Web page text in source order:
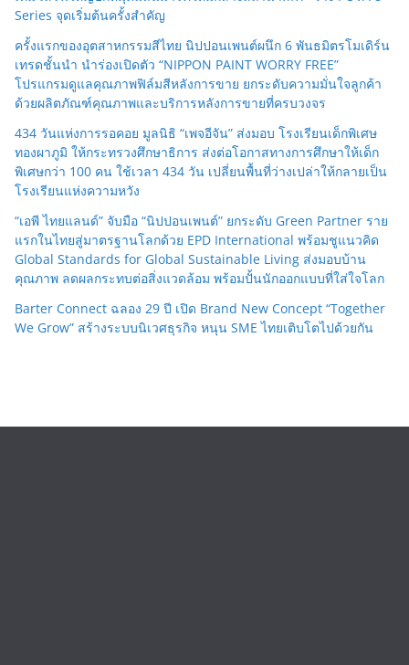
Series จุดเริ่มต้นครั้งสำคัญ
ครั้งแรกของอุตสาหกรรมสีไทย นิปปอนเพนต์ผนึก 6 พันธมิตรโมเดิร์น
เทรดชั้นนำ นำร่องเปิดตัว “NIPPON PAINT WORRY FREE”
โปรแกรมดูแลคุณภาพฟิล์มสีหลังการขาย ยกระดับความมั่นใจลูกค้า
ด้วยผลิตภัณฑ์คุณภาพและบริการหลังการขายที่ครบวงจร
434 วันแห่งการรอคอย มูลนิธิ “เพจอีจัน” ส่งมอบ โรงเรียนเด็กพิเศษ
ทองผาภูมิ ให้กระทรวงศึกษาธิการ ส่งต่อโอกาสทางการศึกษาให้เด็ก
พิเศษกว่า 100 คน ใช้เวลา 434 วัน เปลี่ยนพื้นที่ว่างเปล่าให้กลายเป็น
โรงเรียนแห่งความหวัง
“เอพี ไทยแลนด์” จับมือ “นิปปอนเพนต์” ยกระดับ Green Partner ราย
แรกในไทยสู่มาตรฐานโลกด้วย EPD International พร้อมชูแนวคิด
Global Standards for Global Sustainable Living ส่งมอบบ้าน
คุณภาพ ลดผลกระทบต่อสิ่งแวดล้อม พร้อมปั้นนักออกแบบที่ใส่ใจโลก
Barter Connect ฉลอง 29 ปี เปิด Brand New Concept “Together
We Grow” สร้างระบบนิเวศธุรกิจ หนุน SME ไทยเติบโตไปด้วยกัน